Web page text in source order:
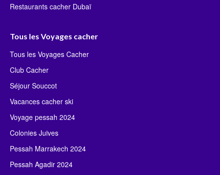
Restaurants cacher Dubaï
Tous les Voyages cacher
Tous les Voyages Cacher
Club Cacher
Séjour Souccot
Vacances cacher ski
Voyage pessah 2024
Colonies Juives
Pessah Marrakech 2024
Pessah Agadir 2024